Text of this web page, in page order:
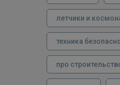
летчики и
техника
про